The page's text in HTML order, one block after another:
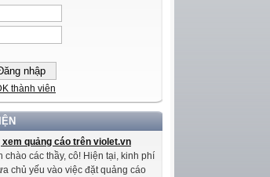
thành viên
quảng cáo trên violet.vn
chào các thầy, cô! Hiện tại, kinh phí
chủ yếu vào việc đặt quảng cáo